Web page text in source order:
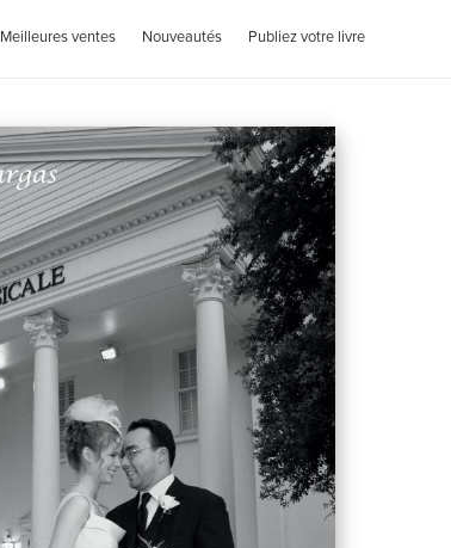
Meilleures ventes Nouveautés Publiez votre livre